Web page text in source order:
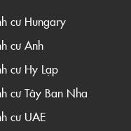
cư Hungary
cư Anh
cư Hy Lạp
cư Tây Ban Nha
cư UAE